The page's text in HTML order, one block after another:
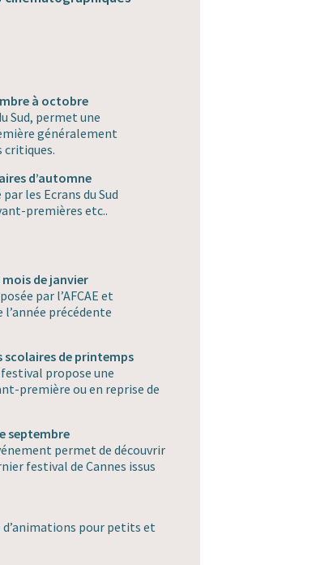
à octobre
Sud, permet une
généralement
critiques.
d’automne
les Ecrans du Sud
premières etc..
de janvier
par l’AFCAE et
précédente
scolaires de printemps
propose une
première ou en reprise de
septembre
permet de découvrir
festival de Cannes issus
d’animations pour petits et